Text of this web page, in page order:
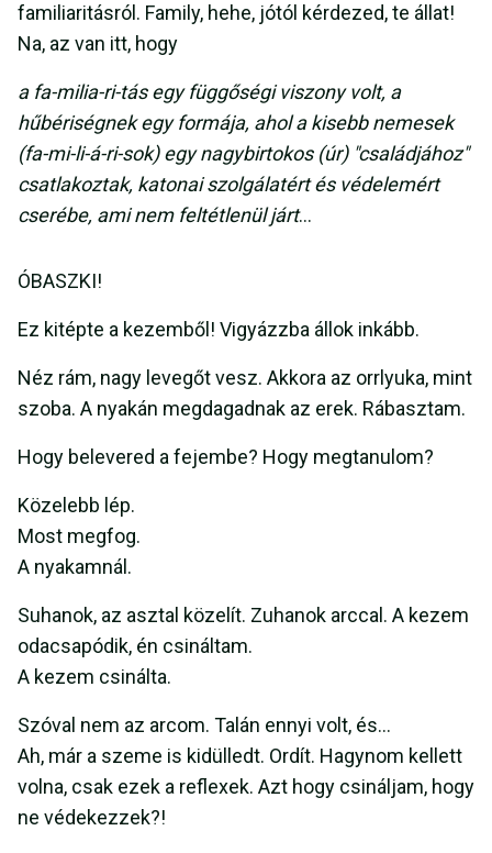
familiaritásról. Family, hehe, jótól kérdezed, te állat!
Na, az van itt, hogy
a fa-milia-ri-tás egy függőségi viszony volt, a
hűbériségnek egy formája, ahol a kisebb nemesek
(fa-mi-li-á-ri-sok) egy nagybirtokos (úr) "családjához"
csatlakoztak, katonai szolgálatért és védelemért
cserébe, ami nem feltétlenül járt…
ÓBASZKI!
Ez kitépte a kezemből! Vigyázzba állok inkább.
Néz rám, nagy levegőt vesz. Akkora az orrlyuka, mint
szoba. A nyakán megdagadnak az erek. Rábasztam.
Hogy belevered a fejembe? Hogy megtanulom?
Közelebb lép.
Most megfog.
A nyakamnál.
Suhanok, az asztal közelít. Zuhanok arccal. A kezem
odacsapódik, én csináltam.
A kezem csinálta.
Szóval nem az arcom. Talán ennyi volt, és…
Ah, már a szeme is kidülledt. Ordít. Hagynom kellett
volna, csak ezek a reflexek. Azt hogy csináljam, hogy
ne védekezzek?!